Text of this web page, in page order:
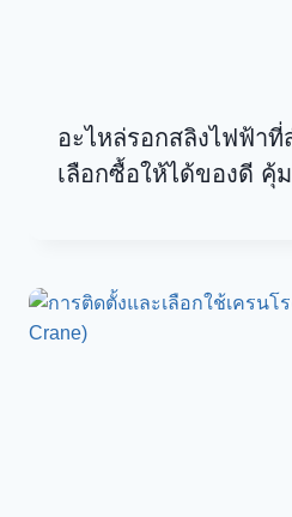
อะไหล่รอกสลิงไฟฟ้า
เลือกซื้อให้ได้ของดี คุ้